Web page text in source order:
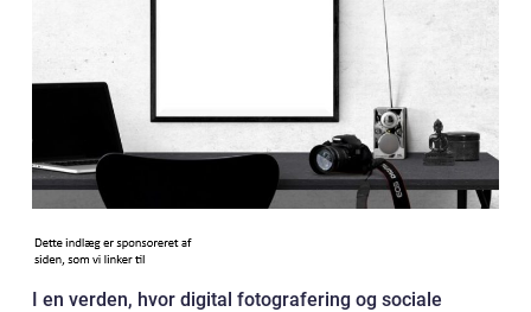
I en verden, hvor digital fotografering og sociale